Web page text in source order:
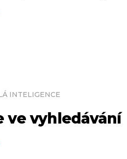
INTELIGENCE
ve vyhledávání